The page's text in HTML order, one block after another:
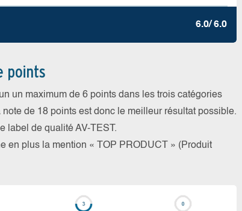
6.0/ 6.0
points
un maximum de 6 points dans les trois catégories
de 18 points est donc le meilleur résultat possible.
label de qualité AV-TEST.
en plus la mention « TOP PRODUCT » (Produit